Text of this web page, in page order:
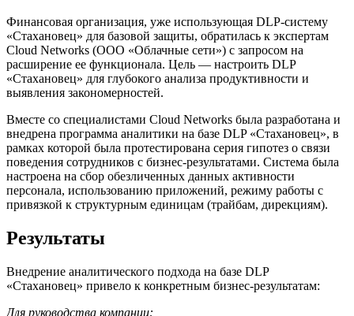
Финансовая организация, уже использующая DLP-систему
«Стахановец» для базовой защиты, обратилась к экспертам
Cloud Networks (ООО «Облачные сети») с запросом на
расширение ее функционала. Цель — настроить DLP
«Стахановец» для глубокого анализа продуктивности и
выявления закономерностей.
Вместе со специалистами Cloud Networks была разработана и
внедрена программа аналитики на базе DLP «Стахановец», в
рамках которой была протестирована серия гипотез о связи
поведения сотрудников с бизнес-результатами. Система была
настроена на сбор обезличенных данных активности
персонала, использованию приложений, режиму работы с
привязкой к структурным единицам (трайбам, дирекциям).
Результаты
Внедрение аналитического подхода на базе DLP
«Стахановец» привело к конкретным бизнес-результатам:
Для руководства компании: